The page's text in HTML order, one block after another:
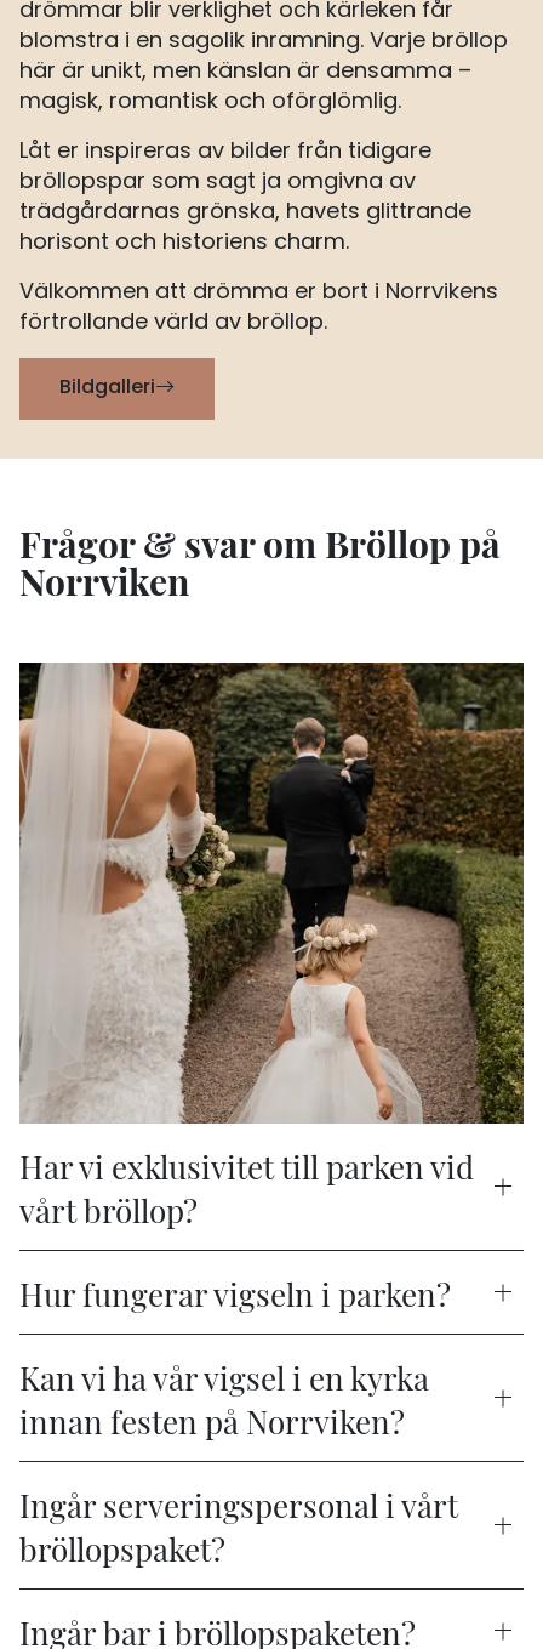
drömmar blir verklighet och kärleken får
blomstra i en sagolik inramning. Varje bröllop
här är unikt, men känslan är densamma –
magisk, romantisk och oförglömlig.
Låt er inspireras av bilder från tidigare
bröllopspar som sagt ja omgivna av
trädgårdarnas grönska, havets glittrande
horisont och historiens charm.
Välkommen att drömma er bort i Norrvikens
förtrollande värld av bröllop.
Bildgalleri
Frågor & svar om Bröllop på
Norrviken
Har vi exklusivitet till parken vid
vårt bröllop?
Hur fungerar vigseln i parken?
Kan vi ha vår vigsel i en kyrka
innan festen på Norrviken?
Ingår serveringspersonal i vårt
bröllopspaket?
Ingår bar i bröllopspaketen?